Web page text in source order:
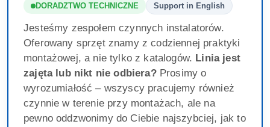
DORADZTWO TECHNICZNE Support in English
Jesteśmy zespołem czynnych instalatorów.
Oferowany sprzęt znamy z codziennej praktyki
montażowej, a nie tylko z katalogów. Linia jest
zajęta lub nikt nie odbiera?Prosimy o
wyrozumiałość – wszyscy pracujemy również
czynnie w terenie przy montażach, ale na
pewno oddzwonimy do Ciebie najszybciej, jak to